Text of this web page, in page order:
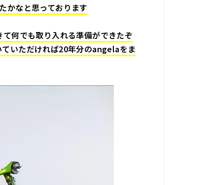
かなと思っております
何でも取り入れる準備ができたぞ
いただければ20年分のangelaをま